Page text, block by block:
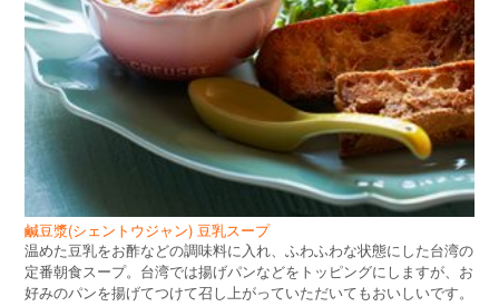
鹹豆漿(シェントウジャン) 豆乳スープ
温めた豆乳をお酢などの調味料に入れ、ふわふわな状態にした台湾の
定番朝食スープ。台湾では揚げパンなどをトッピングにしますが、お
好みのパンを揚げてつけて召し上がっていただいてもおいしいです。